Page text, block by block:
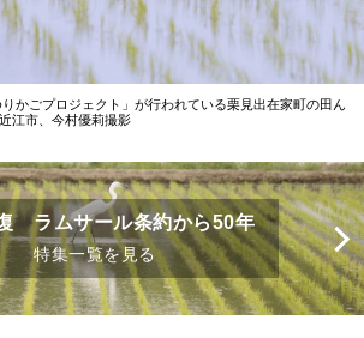
かごプロジェクト」が行われている栗見出在家町の田ん
江市、今村優莉撮影
ラムサール条約から50年
特集一覧を見る